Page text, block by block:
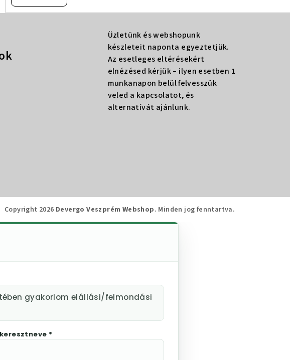
Üzletünk és webshopunk
készleteit naponta egyeztetjük.
Az esetleges eltérésekért
elnézésed kérjük – ilyen esetben 1
munkanapon belül felvesszük
veled a kapcsolatot, és
alternatívát ajánlunk.
Copyright 2026 Devergo Veszprém Webshop. Minden jog fenntartva.
gyakorlom elállási/felmondási
*